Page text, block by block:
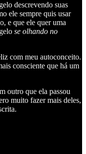
descrevendo suas
ele sempre quis usar
e que ele quer uma
se olhando no
com meu autoconceito.
consciente que há um
outro que ela passou
muito fazer mais deles,